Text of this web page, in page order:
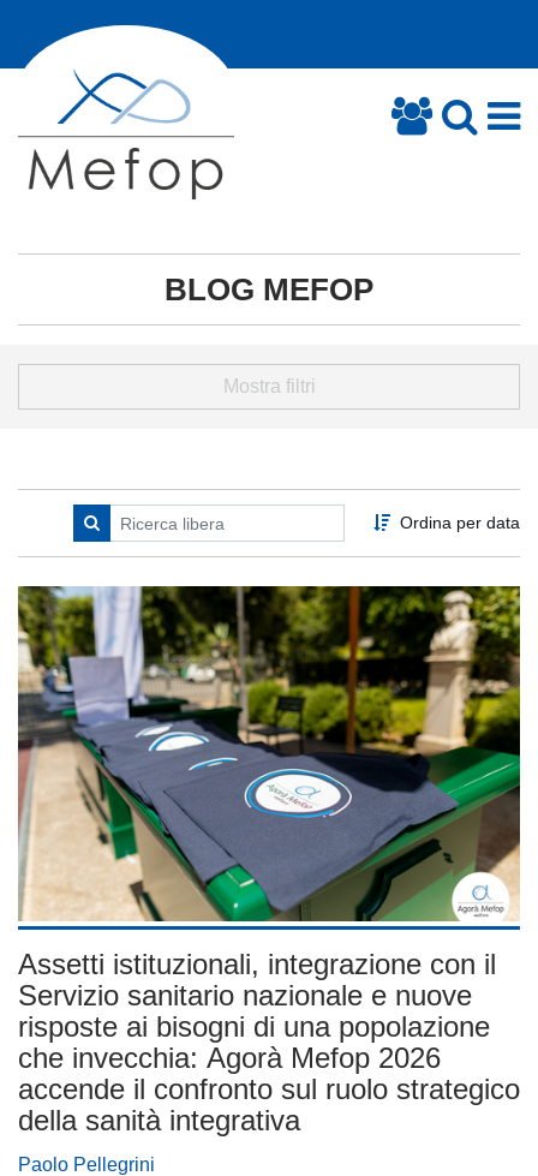
BLOG MEFOP
Mostra filtri
Ordina per data
Assetti istituzionali, integrazione con il
Servizio sanitario nazionale e nuove
risposte ai bisogni di una popolazione
che invecchia: Agorà Mefop 2026
accende il confronto sul ruolo strategico
della sanità integrativa
Paolo Pellegrini